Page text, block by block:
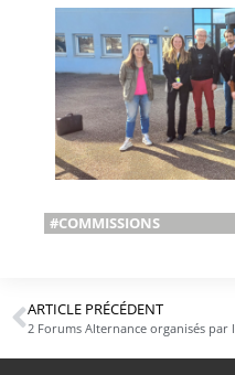
#COMMISSIONS
ARTICLE PRÉCÉDENT